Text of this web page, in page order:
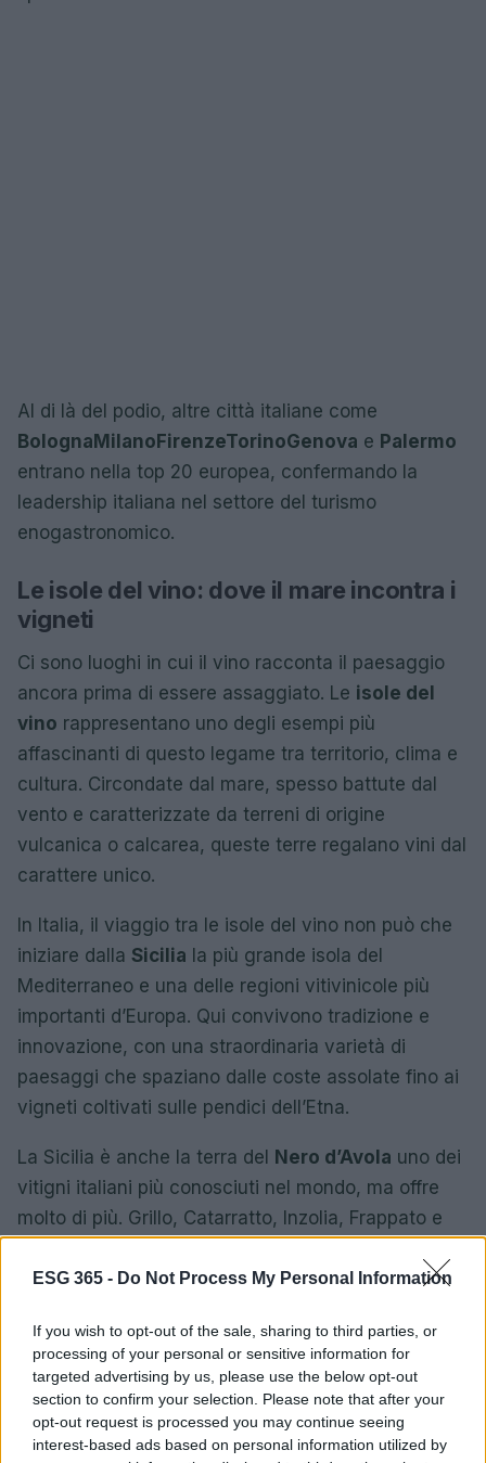
ESG 365 - Do Not Process My Personal Information
If you wish to opt-out of the sale, sharing to third parties, or
processing of your personal or sensitive information for
targeted advertising by us, please use the below opt-out
section to confirm your selection. Please note that after your
opt-out request is processed you may continue seeing
interest-based ads based on personal information utilized by
Al di là del podio, altre città italiane come
Bologna Milano FirenzeTorinoGenova e Palermo
entrano nella top 20 europea, confermando la
leadership italiana nel settore del turismo
enogastronomico.
Le isole del vino: dove il mare incontra i
vigneti
Ci sono luoghi in cui il vino racconta il paesaggio
ancora prima di essere assaggiato. Le isole del
vino rappresentano uno degli esempi più
affascinanti di questo legame tra territorio, clima e
cultura. Circondate dal mare, spesso battute dal
vento e caratterizzate da terreni di origine
vulcanica o calcarea, queste terre regalano vini dal
carattere unico.
In Italia, il viaggio tra le isole del vino non può che
iniziare dalla Sicilia la più grande isola del
Mediterraneo e una delle regioni vitivinicole più
importanti d’Europa. Qui convivono tradizione e
innovazione, con una straordinaria varietà di
paesaggi che spaziano dalle coste assolate fino ai
vigneti coltivati sulle pendici dell’Etna.
La Sicilia è anche la terra del Nero d’Avola uno dei
vitigni italiani più conosciuti nel mondo, ma offre
molto di più. Grillo, Catarratto, Inzolia, Frappato e
viticolo che continua a conquistare appassionati e
Altre isole come PantellerialeIsole Eolie la
Sardegna
e l’ arcipelago toscano
custodiscono
produzioni uniche e di altissimo livello, rendendo il
turismo enogastronomico un’esperienza